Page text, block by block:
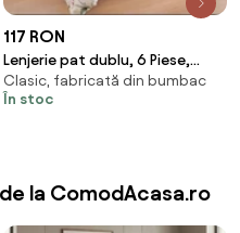
117 RON
Lenjerie pat dublu, 6 Piese,
Finet Premium
Clasic, fabricată din bumbac
În stoc
la ComodAcasa.ro